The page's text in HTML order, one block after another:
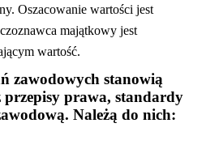
Oszacowanie wartości jest
majątkowy jest
wartość.
zawodowych stanowią
przepisy prawa, standardy
Należą do nich: